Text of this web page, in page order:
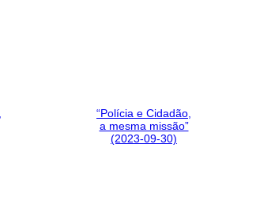
“Polícia e Cidadão,
a mesma missão”
(2023-09-30)